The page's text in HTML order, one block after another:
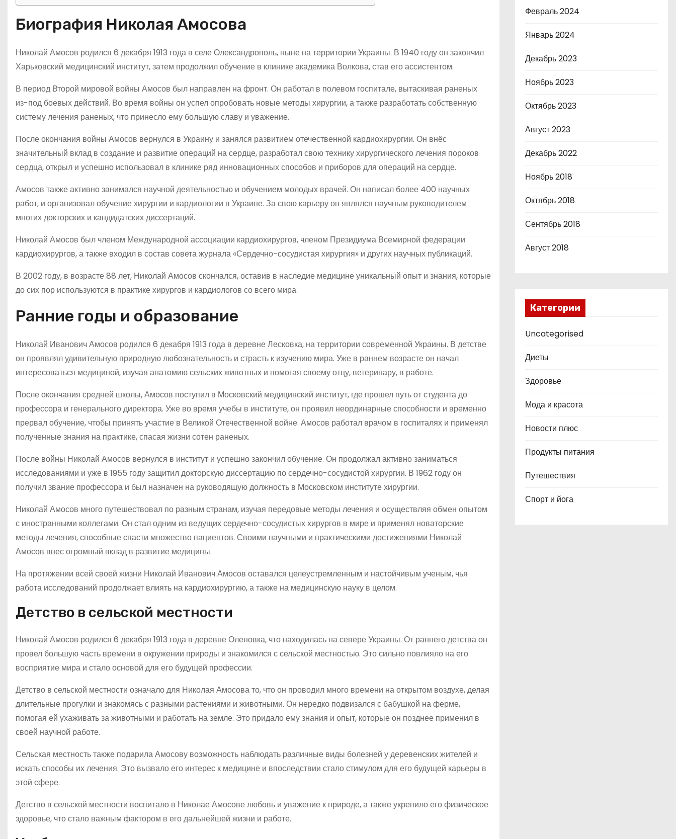
Биография Николая Амосова
Николай Амосов родился 6 декабря 1913 года в селе Олександрополь, ныне на территории Украины. В 1940 году он закончил
Харьковский медицинский институт, затем продолжил обучение в клинике академика Волкова, став его ассистентом.
В период Второй мировой войны Амосов был направлен на фронт. Он работал в полевом госпитале, вытаскивая раненых
из-под боевых действий. Во время войны он успел опробовать новые методы хирургии, а также разработать собственную
систему лечения раненых, что принесло ему большую славу и уважение.
После окончания войны Амосов вернулся в Украину и занялся развитием отечественной кардиохирургии. Он внёс
значительный вклад в создание и развитие операций на сердце, разработал свою технику хирургического лечения пороков
сердца, открыл и успешно использовал в клинике ряд инновационных способов и приборов для операций на сердце.
Амосов также активно занимался научной деятельностью и обучением молодых врачей. Он написал более 400 научных
работ, и организовал обучение хирургии и кардиологии в Украине. За свою карьеру он являлся научным руководителем
многих докторских и кандидатских диссертаций.
Николай Амосов был членом Международной ассоциации кардиохирургов, членом Президиума Всемирной федерации
кардиохирургов, а также входил в состав совета журнала «Сердечно-сосудистая хирургия» и других научных публикаций.
В 2002 году, в возрасте 88 лет, Николай Амосов скончался, оставив в наследие медицине уникальный опыт и знания, которые
до сих пор используются в практике хирургов и кардиологов со всего мира.
Ранние годы и образование
Николай Иванович Амосов родился 6 декабря 1913 года в деревне Лесковка, на территории современной Украины. В детстве
он проявлял удивительную природную любознательность и страсть к изучению мира. Уже в раннем возрасте он начал
интересоваться медициной, изучая анатомию сельских животных и помогая своему отцу, ветеринару, в работе.
После окончания средней школы, Амосов поступил в Московский медицинский институт, где прошел путь от студента до
профессора и генерального директора. Уже во время учебы в институте, он проявил неординарные способности и временно
прервал обучение, чтобы принять участие в Великой Отечественной войне. Амосов работал врачом в госпиталях и применял
полученные знания на практике, спасая жизни сотен раненых.
После войны Николай Амосов вернулся в институт и успешно закончил обучение. Он продолжал активно заниматься
исследованиями и уже в 1955 году защитил докторскую диссертацию по сердечно-сосудистой хирургии. В 1962 году он
получил звание профессора и был назначен на руководящую должность в Московском институте хирургии.
Николай Амосов много путешествовал по разным странам, изучая передовые методы лечения и осуществляя обмен опытом
с иностранными коллегами. Он стал одним из ведущих сердечно-сосудистых хирургов в мире и применял новаторские
методы лечения, способные спасти множество пациентов. Своими научными и практическими достижениями Николай
Амосов внес огромный вклад в развитие медицины.
На протяжении всей своей жизни Николай Иванович Амосов оставался целеустремленным и настойчивым ученым, чья
работа исследований продолжает влиять на кардиохирургию, а также на медицинскую науку в целом.
Детство в сельской местности
Николай Амосов родился 6 декабря 1913 года в деревне Оленовка, что находилась на севере Украины. От раннего детства он
провел большую часть времени в окружении природы и знакомился с сельской местностью. Это сильно повлияло на его
восприятие мира и стало основой для его будущей профессии.
Детство в сельской местности означало для Николая Амосова то, что он проводил много времени на открытом воздухе, делая
длительные прогулки и знакомясь с разными растениями и животными. Он нередко подвизался с бабушкой на ферме,
помогая ей ухаживать за животными и работать на земле. Это придало ему знания и опыт, которые он позднее применил в
своей научной работе.
Сельская местность также подарила Амосову возможность наблюдать различные виды болезней у деревенских жителей и
искать способы их лечения. Это вызвало его интерес к медицине и впоследствии стало стимулом для его будущей карьеры в
этой сфере.
Детство в сельской местности воспитало в Николае Амосове любовь и уважение к природе, а также укрепило его физическое
здоровье, что стало важным фактором в его дальнейшей жизни и работе.
Февраль 2024
Январь 2024
Декабрь 2023
Ноябрь 2023
Октябрь 2023
Август 2023
Декабрь 2022
Ноябрь 2018
Октябрь 2018
Сентябрь 2018
Август 2018
Категории
Uncategorised
Диеты
Здоровье
Мода и красота
Новости плюс
Продукты питания
Путешествия
Спорт и йога